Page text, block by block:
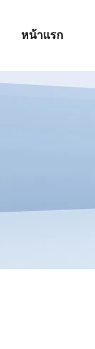
หน้าแรก